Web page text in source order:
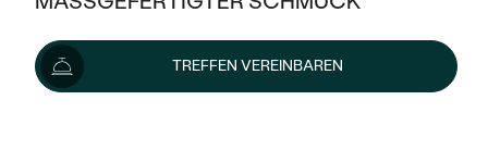
KLASSISCH
MIT MEHREREN DIAMANTEN
HALO
AUSVERKAUF
WENN SCHMUCK HILFT
PLATIN
GOLD
SILBER
AUSVERKAUF
TREFFEN VEREINBAREN
1 364 €
Lieferoptionen